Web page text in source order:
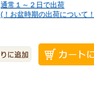
通常１～２日で出荷
(！お盆時期の出荷について